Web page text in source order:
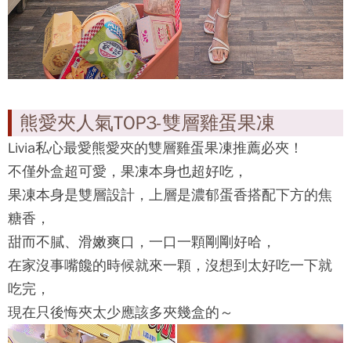
熊愛夾人氣TOP3-雙層雞蛋果凍
Livia私心最愛熊愛夾的雙層雞蛋果凍推薦必夾！
不僅外盒超可愛，果凍本身也超好吃，
果凍本身是雙層設計，上層是濃郁蛋香搭配下方的焦
糖香，
甜而不膩、滑嫩爽口，一口一顆剛剛好哈，
在家沒事嘴饞的時候就來一顆，沒想到太好吃一下就
吃完，
現在只後悔夾太少應該多夾幾盒的～